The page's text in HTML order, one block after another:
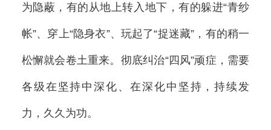
为隐蔽，有的从地上转入地下，有的躲进“青纱
帐”、穿上“隐身衣”、玩起了“捉迷藏”，有的稍一
松懈就会卷土重来。彻底纠治“四风”顽症，需要
各级在坚持中深化、在深化中坚持，持续发
力，久久为功。